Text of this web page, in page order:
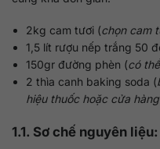
2kg cam tươi (chọn cam
1,5 lít rượu nếp trắng 50
150gr đường phèn (có
2 thìa canh baking soda (
hiệu thuốc hoặc cửa
1.1. Sơ chế nguyên liệu: